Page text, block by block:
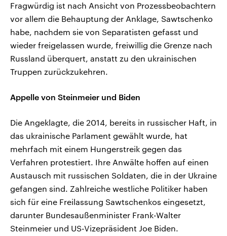
Fragwürdig ist nach Ansicht von Prozessbeobachtern
vor allem die Behauptung der Anklage, Sawtschenko
habe, nachdem sie von Separatisten gefasst und
wieder freigelassen wurde, freiwillig die Grenze nach
Russland überquert, anstatt zu den ukrainischen
Truppen zurückzukehren.
Appelle von Steinmeier und Biden
Die Angeklagte, die 2014, bereits in russischer Haft, in
das ukrainische Parlament gewählt wurde, hat
mehrfach mit einem Hungerstreik gegen das
Verfahren protestiert. Ihre Anwälte hoffen auf einen
Austausch mit russischen Soldaten, die in der Ukraine
gefangen sind. Zahlreiche westliche Politiker haben
sich für eine Freilassung Sawtschenkos eingesetzt,
darunter Bundesaußenminister Frank-Walter
Steinmeier und US-Vizepräsident Joe Biden.